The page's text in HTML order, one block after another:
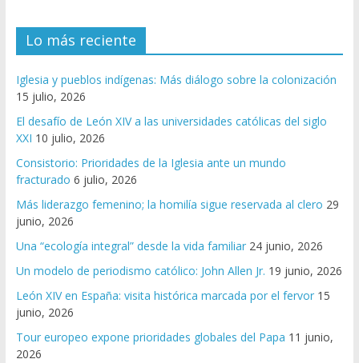
Lo más reciente
Iglesia y pueblos indígenas: Más diálogo sobre la colonización
15 julio, 2026
El desafío de León XIV a las universidades católicas del siglo
XXI 10 julio, 2026
Consistorio: Prioridades de la Iglesia ante un mundo
fracturado 6 julio, 2026
Más liderazgo femenino; la homilía sigue reservada al clero 29
junio, 2026
Una “ecología integral” desde la vida familiar 24 junio, 2026
Un modelo de periodismo católico: John Allen Jr. 19 junio, 2026
León XIV en España: visita histórica marcada por el fervor 15
junio, 2026
Tour europeo expone prioridades globales del Papa 11 junio,
2026